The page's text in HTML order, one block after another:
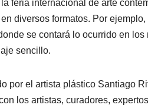
feria internacional de arte
diversos formatos. Por ejemplo,
se contará lo ocurrido en los
sencillo.
por el artista plástico Santiago
los artistas, curadores,